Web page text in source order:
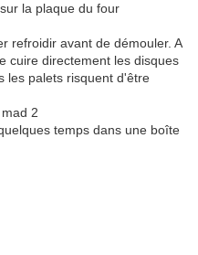
la plaque du four
refroidir avant de démouler. A
cuire directement les disques
les palets risquent d'être
temps dans une boîte